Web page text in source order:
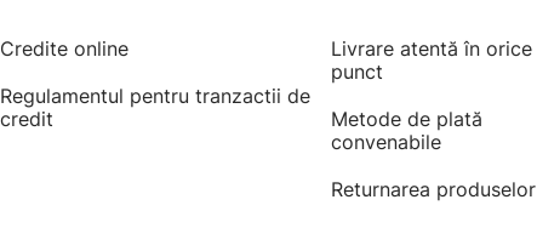
Credite online
Regulamentul pentru tranzactii de
credit
Livrare atentă în orice
punct
Metode de plată
convenabile
Returnarea produselor